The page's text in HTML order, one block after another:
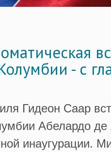
- с
Гидеон Саар
Абелардо
инаугурации.